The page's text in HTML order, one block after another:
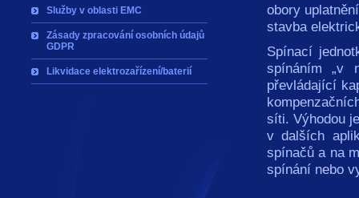
Služby v oblasti EMC
Zásady zpracování osobních údajů
GDPR
Likvidace elektrozařízení/baterií
obory
stavba
Spínací
spínáním „v
převládající
síti. Výhodou
v dalších
spínačů a na
spínání nebo